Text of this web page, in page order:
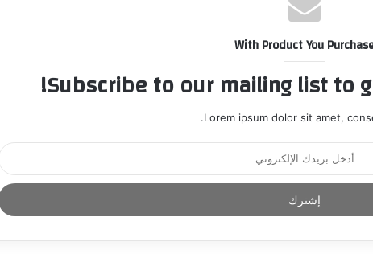
With Product You
Subscribe to our mailing list to
Lorem ipsum dolor sit amet,